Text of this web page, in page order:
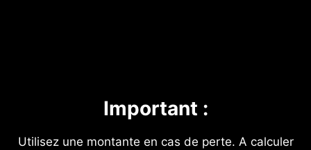
Important :
Utilisez une montante en cas de perte. A calculer